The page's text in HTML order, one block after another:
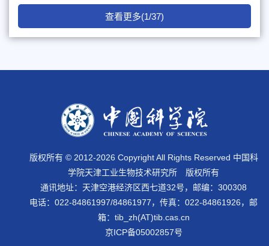
查看更多(1/37)
版权所有 © 2012-2026 Copyright All Rights Reserved 中国科
学院天津工业生物技术研究所 版权所有
通讯地址：天津空港经济区西七道32号，邮编：300308
电话：022-84861997/84861977，传真：022-84861926，邮
箱：tib_zh(AT)tib.cas.cn
京ICP备05002857号